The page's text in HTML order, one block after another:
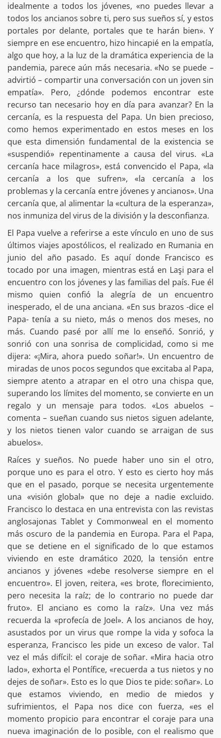
idealmente a todos los jóvenes, «no puedes llevar a
todos los ancianos sobre ti, pero sus sueños sí, y estos
portales por delante, portales que te harán bien». Y
siempre en ese encuentro, hizo hincapié en la empatía,
algo que hoy, a la luz de la dramática experiencia de la
pandemia, parece aún más necesaria. «No se puede –
advirtió – compartir una conversación con un joven sin
empatía». Pero, ¿dónde podemos encontrar este
recurso tan necesario hoy en día para avanzar? En la
cercanía, es la respuesta del Papa. Un bien precioso,
como hemos experimentado en estos meses en los
que esta dimensión fundamental de la existencia se
«suspendió» repentinamente a causa del virus. «La
cercanía hace milagros», está convencido el Papa, «la
cercanía a los que sufren», «la cercanía a los
problemas y la cercanía entre jóvenes y ancianos». Una
cercanía que, al alimentar la «cultura de la esperanza»,
nos inmuniza del virus de la división y la desconfianza.
El Papa vuelve a referirse a este vínculo en uno de sus
últimos viajes apostólicos, el realizado en Rumania en
junio del año pasado. Es aquí donde Francisco es
tocado por una imagen, mientras está en Laşi para el
encuentro con los jóvenes y las familias del país. Fue él
mismo quien confió la alegría de un encuentro
inesperado, el de una anciana. «En sus brazos -dice el
Papa- tenía a su nieto, más o menos dos meses, no
más. Cuando pasé por allí me lo enseñó. Sonrió, y
sonrió con una sonrisa de complicidad, como si me
dijera: «¡Mira, ahora puedo soñar!». Un encuentro de
miradas de unos pocos segundos que excitaba al Papa,
siempre atento a atrapar en el otro una chispa que,
superando los límites del momento, se convierte en un
regalo y un mensaje para todos. «Los abuelos –
comenta – sueñan cuando sus nietos siguen adelante,
y los nietos tienen valor cuando se arraigan de sus
abuelos».
Raíces y sueños. No puede haber uno sin el otro,
porque uno es para el otro. Y esto es cierto hoy más
que en el pasado, porque se necesita urgentemente
una «visión global» que no deje a nadie excluido.
Francisco lo destaca en una entrevista con las revistas
anglosajonas Tablet y Commonweal en el momento
más oscuro de la pandemia en Europa. Para el Papa,
que se detiene en el significado de lo que estamos
viviendo en este dramático 2020, la tensión entre
ancianos y jóvenes «debe resolverse siempre en el
encuentro». El joven, reitera, «es brote, florecimiento,
pero necesita la raíz; de lo contrario no puede dar
fruto». El anciano es como la raíz». Una vez más
recuerda la «profecía de Joel». A los ancianos de hoy,
asustados por un virus que rompe la vida y sofoca la
esperanza, Francisco les pide un exceso de valor. Tal
vez el más difícil: el coraje de soñar. «Mira hacia otro
lado», exhorta el Pontífice, «recuerda a tus nietos y no
dejes de soñar». Esto es lo que Dios te pide: soñar». Lo
que estamos viviendo, en medio de miedos y
sufrimientos, el Papa nos dice con fuerza, «es el
momento propicio para encontrar el coraje para una
nueva imaginación de lo posible, con el realismo que